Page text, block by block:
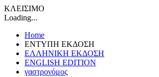
ΚΛΕΙΣΙΜΟ
Loading...
Home
ΕΝΤΥΠΗ ΕΚΔΟΣΗ
ΕΛΛΗΝΙΚΗ ΕΚΔΟΣΗ
ENGLISH EDITION
γαστρονόμος